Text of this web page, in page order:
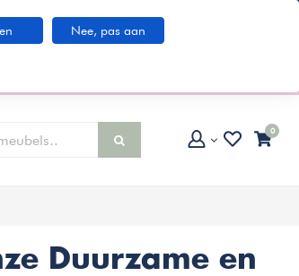
0
Duurzame en
Nee, pas aan